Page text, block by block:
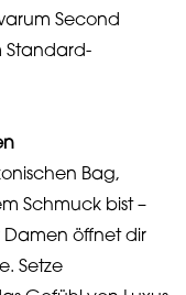
Second
Standard-
Bag,
Schmuck bist –
Damen öffnet dir
Setze